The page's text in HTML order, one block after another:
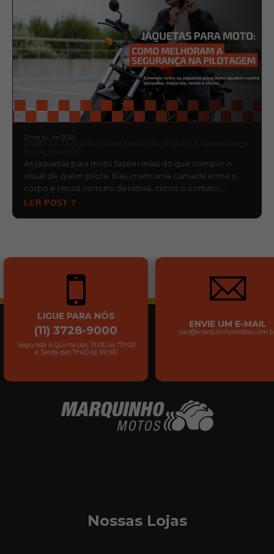
29 de jul. de 2026
As jaquetas para moto fazem mais do que compor o
visual de quem pilota. Elas criam uma camada entre o
corpo e riscos comuns da rotina, como o contato …
LER POST ?
LIGUE PARA NÓS
(11) 3728-9000
Segunda à Quinta das 7h00 às 17h00
e Sexta das 7h00 às 16h00
ENVIE UM E-MAIL
Nossas Lojas